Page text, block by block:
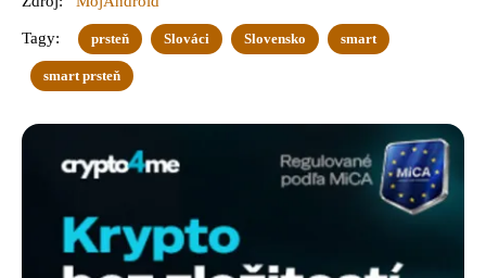
Tagy: prsteň Slováci Slovensko smart
smart prsteň